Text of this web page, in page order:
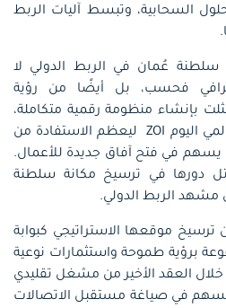
السحابية، وتبسط آليات الربط
سلطنة عُمان في الربط الدولي لا
فحسب، بل أيضًا من رؤية
بإنشاء منظومة رقمية متكاملة،
ويأتي التوسع الإقليمي والعالمي اليوم ZOI ليعظم الاستفادة من
يسهم في فتح آفاق جديدة للأعمال.
دورها في ترسيخ مكانة سلطنة
الربط الدولي.
موقعها الاستراتيجي كبوابة
برؤية طموحة واستثمارات نوعية
خلال العقد الأخير من مشغل تقليدي
تسهم في صياغة مستقبل الاتصالات